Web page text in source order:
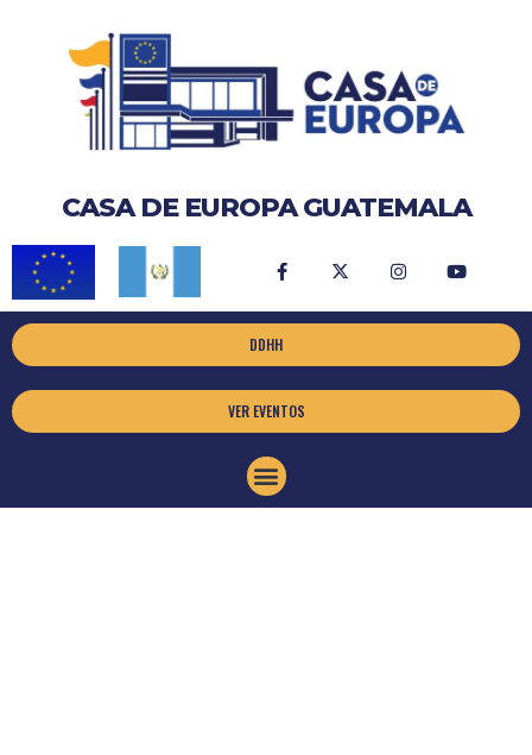
CASA DE EUROPA GUATEMALA
VER EVENTOS
DDHH